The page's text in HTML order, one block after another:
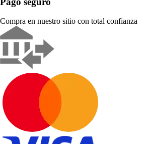
Compra en nuestro sitio con total confianza